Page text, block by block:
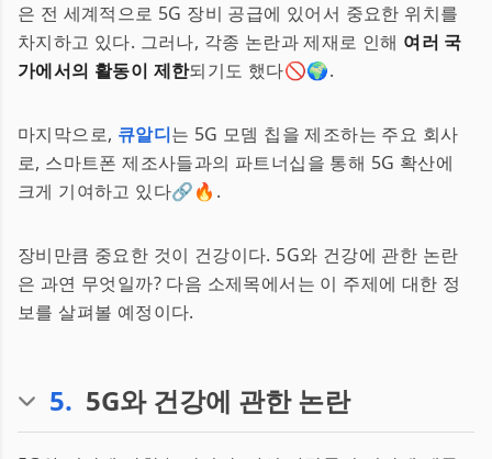
은 전 세계적으로 5G 장비 공급에 있어서 중요한 위치를
차지하고 있다. 그러나, 각종 논란과 제재로 인해 여러 국
가에서의 활동이 제한되기도 했다🚫🌍.
마지막으로, 큐알디는 5G 모뎀 칩을 제조하는 주요 회사
로, 스마트폰 제조사들과의 파트너십을 통해 5G 확산에
크게 기여하고 있다🔗🔥.
장비만큼 중요한 것이 건강이다. 5G와 건강에 관한 논란
은 과연 무엇일까? 다음 소제목에서는 이 주제에 대한 정
보를 살펴볼 예정이다.
5. 5G와 건강에 관한 논란